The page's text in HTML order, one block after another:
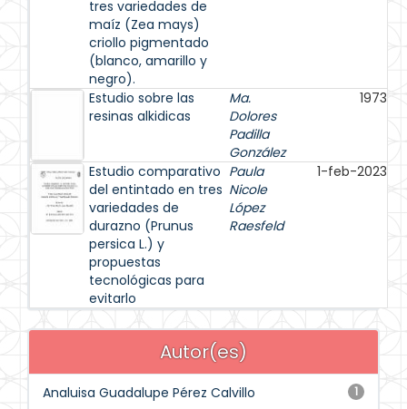
tres variedades de
maíz (Zea mays)
criollo pigmentado
(blanco, amarillo y
negro).
Estudio sobre las
resinas alkidicas
Ma.
Dolores
Padilla
González
1973
Estudio comparativo
del entintado en tres
variedades de
durazno (Prunus
persica L.) y
propuestas
tecnológicas para
evitarlo
Paula
Nicole
López
Raesfeld
1-feb-2023
Autor(es)
1
Analuisa Guadalupe Pérez Calvillo